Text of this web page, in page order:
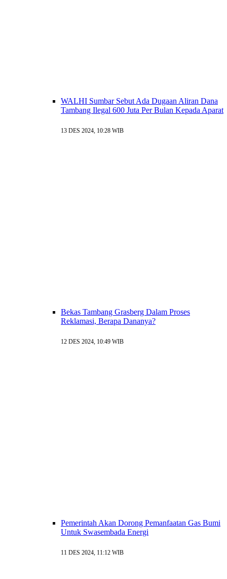
WALHI Sumbar Sebut Ada Dugaan Aliran Dana
Tambang Ilegal 600 Juta Per Bulan Kepada Aparat
13 DES 2024, 10:28 WIB
Bekas Tambang Grasberg Dalam Proses
Reklamasi, Berapa Dananya?
12 DES 2024, 10:49 WIB
Pemerintah Akan Dorong Pemanfaatan Gas Bumi
Untuk Swasembada Energi
11 DES 2024, 11:12 WIB